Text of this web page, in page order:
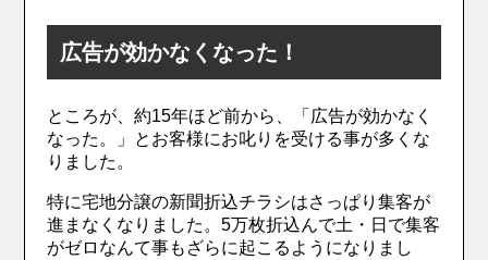
広告が効かなくなった！
ところが、約15年ほど前から、「広告が効かなく
なった。」とお客様にお叱りを受ける事が多くな
りました。
特に宅地分譲の新聞折込チラシはさっぱり集客が
進まなくなりました。5万枚折込んで土・日で集客
がゼロなんて事もざらに起こるようになりまし